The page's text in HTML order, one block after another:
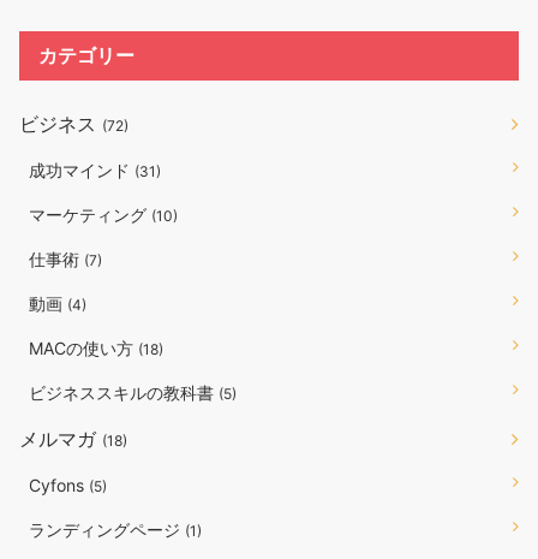
カテゴリー
ビジネス (72)
成功マインド (31)
マーケティング (10)
仕事術 (7)
動画 (4)
MACの使い方 (18)
ビジネススキルの教科書 (5)
メルマガ (18)
Cyfons (5)
ランディングページ (1)